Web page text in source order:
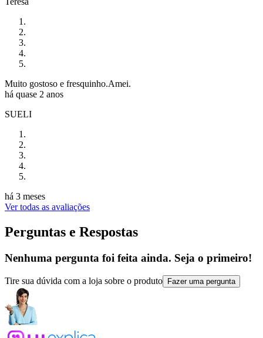
Muito gostoso e fresquinho.Amei.
há quase 2 anos
SUELI
há 3 meses
Ver todas as avaliações
Perguntas e Respostas
Nenhuma pergunta foi feita ainda. Seja o primeiro!
Tire sua dúvida com a loja sobre o produto Fazer uma pergunta